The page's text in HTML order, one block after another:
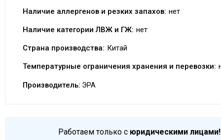
Наличие аллергенов и резких запахов: нет
Наличие категории ЛВЖ и ГЖ: нет
Страна производства: Китай
Температурные ограничения хранения и перевозки:
Производитель: ЭРА
Работаем только с юридическими лицами!